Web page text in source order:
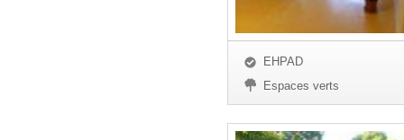
EHPAD
Espaces verts